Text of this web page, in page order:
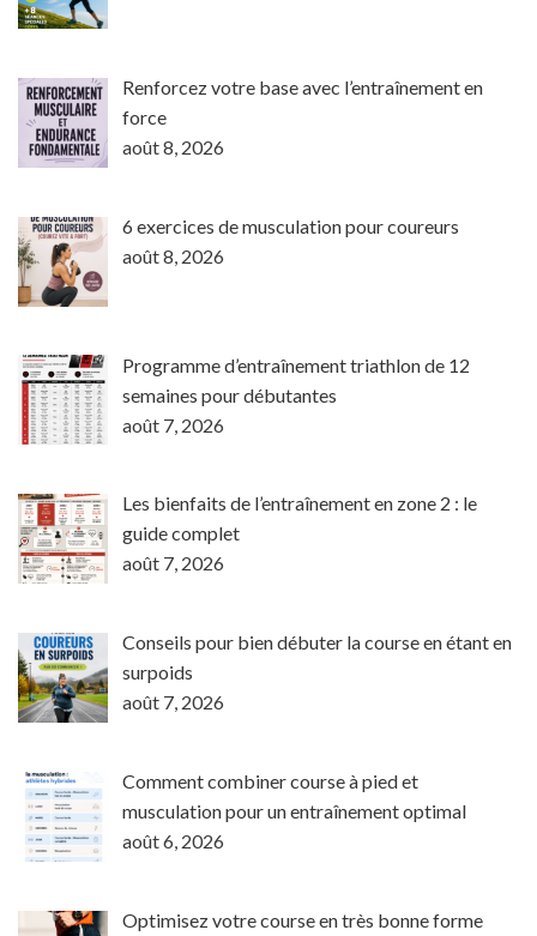
Renforcez votre base avec l’entraînement en
force
août 8, 2026
6 exercices de musculation pour coureurs
août 8, 2026
Programme d’entraînement triathlon de 12
semaines pour débutantes
août 7, 2026
Les bienfaits de l’entraînement en zone 2 : le
guide complet
août 7, 2026
Conseils pour bien débuter la course en étant en
surpoids
août 7, 2026
Comment combiner course à pied et
musculation pour un entraînement optimal
août 6, 2026
Optimisez votre course en très bonne forme